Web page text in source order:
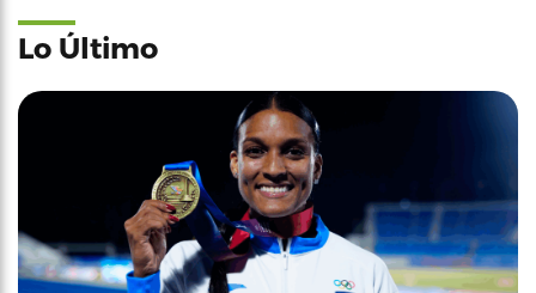
Lo Último